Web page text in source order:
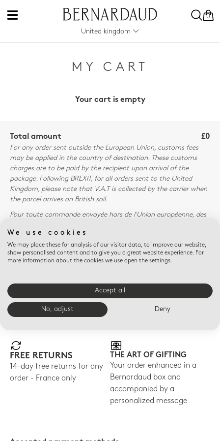
0
United kingdom
MY CART
Your cart is empty
Total amount £0
For any order sent outside the European Union, customs fees
may be applied in the country of destination. These customs
charges are to be paid by the recipient upon arrival of the
package. Following BREXIT, for all orders sent to the United
Kingdom, please note that V.A.T is collected by the carrier when
the parcel arrives on British soil.
Pour toute commande envoyée hors de l'Union européenne, des
destination. Ces frais de douane sont à régler par le destinataire
à l'arrivée du colis. Suite au BREXIT, pour toute commande
envoyée au Royaume-Uni, veuillez noter que la T.V.A. est
FREE RETURNS
14-day free returns for any
order - France only
THE ART OF GIFTING
Your order enhanced in a
Bernardaud box and
accompanied by a
personalized message
We use cookies
We may place these for analysis of our visitor data, to improve our website,
show personalised content and to give you a great website experience. For
more information about the cookies we use open the settings.
Accept all
No, adjust Deny